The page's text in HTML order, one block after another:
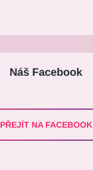
Náš Facebook
PŘEJÍT NA FACEBOOK